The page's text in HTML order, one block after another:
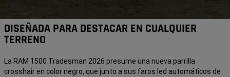
DISEÑADA PARA DESTACAR EN CUALQUIER
TERRENO
La RAM 1500 Tradesman 2026 presume una nueva parrilla
crosshair en color negro, que junto a sus faros led automáticos de